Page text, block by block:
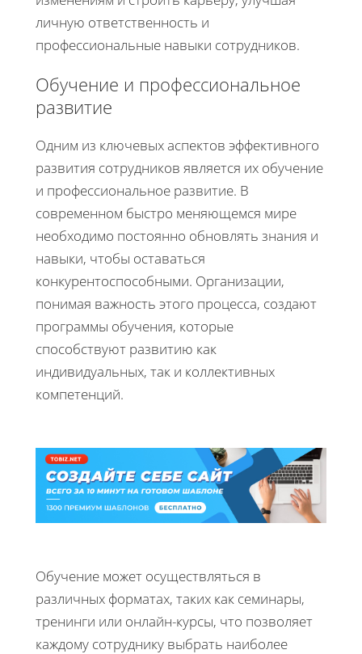
личную ответственность и
профессиональные навыки сотрудников.
Обучение и профессиональное
развитие
Одним из ключевых аспектов эффективного
развития сотрудников является их обучение
и профессиональное развитие. В
современном быстро меняющемся мире
необходимо постоянно обновлять знания и
навыки, чтобы оставаться
конкурентоспособными. Организации,
понимая важность этого процесса, создают
программы обучения, которые
способствуют развитию как
индивидуальных, так и коллективных
компетенций.
Обучение может осуществляться в
различных форматах, таких как семинары,
тренинги или онлайн-курсы, что позволяет
каждому сотруднику выбрать наиболее